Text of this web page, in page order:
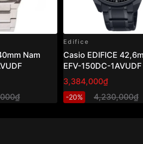
Nam
Edifice
Casio EDIFICE 42,6mm Nam
EFV-150DC-1AVUDF
3,384,000₫
-20% 4,230,000₫